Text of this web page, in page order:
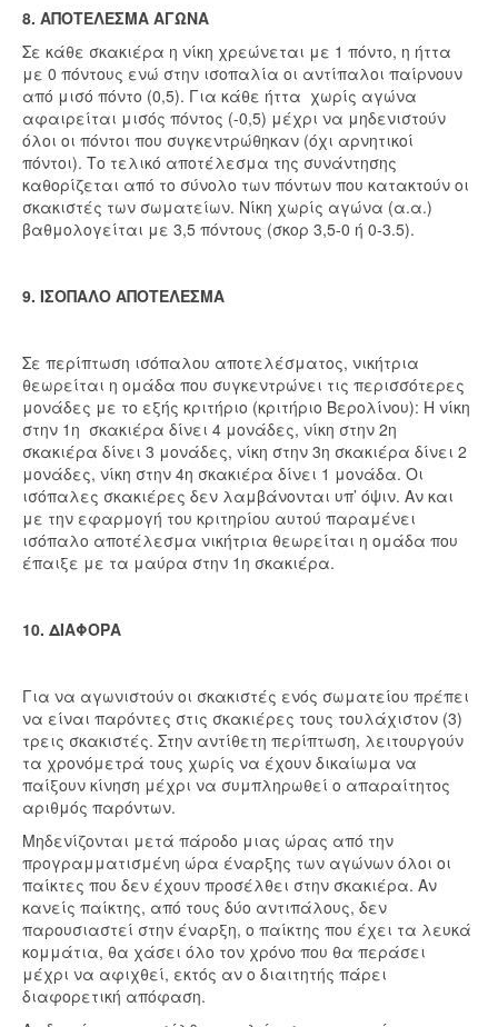
8. ΑΠΟΤΕΛΕΣΜΑ ΑΓΩΝΑ
Σε κάθε σκακιέρα η νίκη χρεώνεται με 1 πόντο, η ήττα
με 0 πόντους ενώ στην ισοπαλία οι αντίπαλοι παίρνουν
από μισό πόντο (0,5). Για κάθε ήττα χωρίς αγώνα
αφαιρείται μισός πόντος (-0,5) μέχρι να μηδενιστούν
όλοι οι πόντοι που συγκεντρώθηκαν (όχι αρνητικοί
πόντοι). Το τελικό αποτέλεσμα της συνάντησης
καθορίζεται από το σύνολο των πόντων που κατακτούν οι
σκακιστές των σωματείων. Νίκη χωρίς αγώνα (α.α.)
βαθμολογείται με 3,5 πόντους (σκορ 3,5-0 ή 0-3.5).
9. ΙΣΟΠΑΛΟ ΑΠΟΤΕΛΕΣΜΑ
Σε περίπτωση ισόπαλου αποτελέσματος, νικήτρια
θεωρείται η ομάδα που συγκεντρώνει τις περισσότερες
μονάδες με το εξής κριτήριο (κριτήριο Βερολίνου): Η νίκη
στην 1η σκακιέρα δίνει 4 μονάδες, νίκη στην 2η
σκακιέρα δίνει 3 μονάδες, νίκη στην 3η σκακιέρα δίνει 2
μονάδες, νίκη στην 4η σκακιέρα δίνει 1 μονάδα. Οι
ισόπαλες σκακιέρες δεν λαμβάνονται υπ’ όψιν. Αν και
με την εφαρμογή του κριτηρίου αυτού παραμένει
ισόπαλο αποτέλεσμα νικήτρια θεωρείται η ομάδα που
έπαιξε με τα μαύρα στην 1η σκακιέρα.
10. ΔΙΑΦΟΡΑ
Για να αγωνιστούν οι σκακιστές ενός σωματείου πρέπει
να είναι παρόντες στις σκακιέρες τους τουλάχιστον (3)
τρεις σκακιστές. Στην αντίθετη περίπτωση, λειτουργούν
τα χρονόμετρά τους χωρίς να έχουν δικαίωμα να
παίξουν κίνηση μέχρι να συμπληρωθεί ο απαραίτητος
αριθμός παρόντων.
Μηδενίζονται μετά πάροδο μιας ώρας από την
προγραμματισμένη ώρα έναρξης των αγώνων όλοι οι
παίκτες που δεν έχουν προσέλθει στην σκακιέρα. Αν
κανείς παίκτης, από τους δύο αντιπάλους, δεν
παρουσιαστεί στην έναρξη, ο παίκτης που έχει τα λευκά
κομμάτια, θα χάσει όλο τον χρόνο που θα περάσει
μέχρι να αφιχθεί, εκτός αν ο διαιτητής πάρει
διαφορετική απόφαση.